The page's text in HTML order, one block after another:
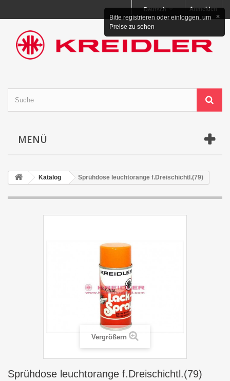
Anmelden
Deutsch
MENÜ
Katalog Sprühdose leuchtorange f.Dreischichtl.(79)
Vergrößern
Sprühdose leuchtorange f.Dreischichtl.(79)
×
Bitte registrieren oder einloggen, um
Preise zu sehen